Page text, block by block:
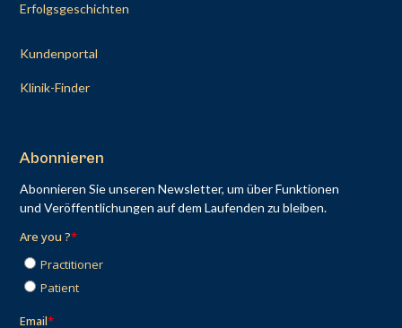
Erfolgsgeschichten
Kundenportal
Klinik-Finder
Abonnieren
Abonnieren Sie unseren Newsletter, um über Funktionen
und Veröffentlichungen auf dem Laufenden zu bleiben.